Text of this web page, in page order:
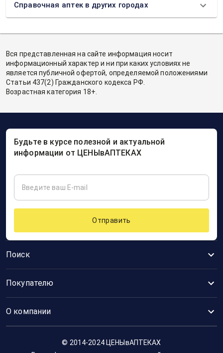
Справочная аптек в других городах
Вся представленная на сайте информация носит
информационный характер и ни при каких условиях не
является публичной офертой, определяемой положениями
Статьи 437(2) Гражданского кодекса РФ.
Возрастная категория 18+.
Поиск
Покупателю
О компании
Будьте в курсе полезной и актуальной
информации от ЦЕНЫвАПТЕКАХ
Отправить
© 2014-2024 ЦЕНЫвАПТЕКАХ